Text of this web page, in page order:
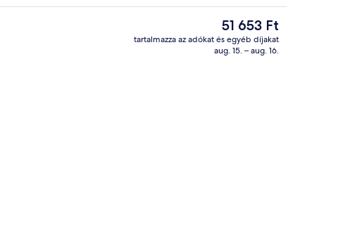
2 étterem, ahol reggeli, ebéd,
A
jelenlegi
ár
51 653 Ft
tartalmazza az adókat és egyéb díjakat
aug. 15. – aug. 16.